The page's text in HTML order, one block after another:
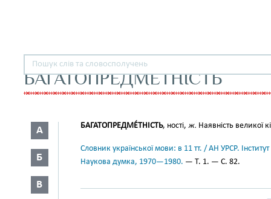
БАГАТОПРЕДМЕТНІСТЬ
А
Б
В
БАГАТОПРЕДМЕ́ТНІСТЬ, ності, ж. Наявність великої
Словник української мови: в 11 тт. / АН УРСР.
Наукова думка, 1970—1980. — Т. 1. — С. 82.